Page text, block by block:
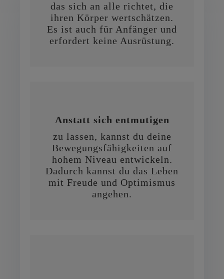
das sich an alle richtet, die
ihren Körper wertschätzen.
Es ist auch für Anfänger und
erfordert keine Ausrüstung.
Anstatt sich entmutigen
zu lassen, kannst du deine
Bewegungsfähigkeiten auf
hohem Niveau entwickeln.
Dadurch kannst du das Leben
mit Freude und Optimismus
angehen.